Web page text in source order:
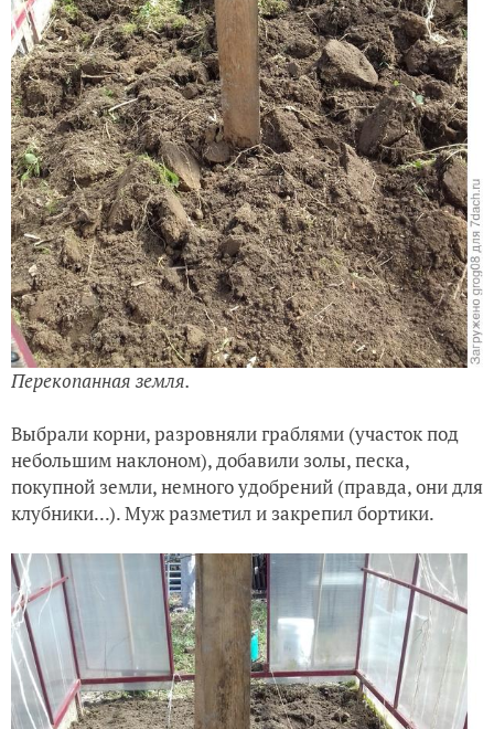
Перекопанная земля.
Выбрали корни, разровняли граблями (участок под
небольшим наклоном), добавили золы, песка,
покупной земли, немного удобрений (правда, они для
клубники...). Муж разметил и закрепил бортики.